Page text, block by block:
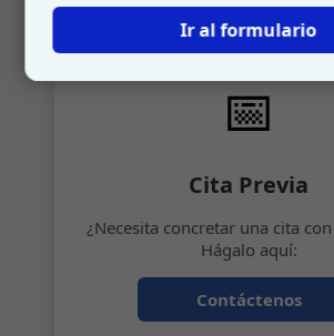
📅
Cita Previa
¿Necesita concretar una cita
Hágalo aquí:
Contáctenos
Ir al formulario